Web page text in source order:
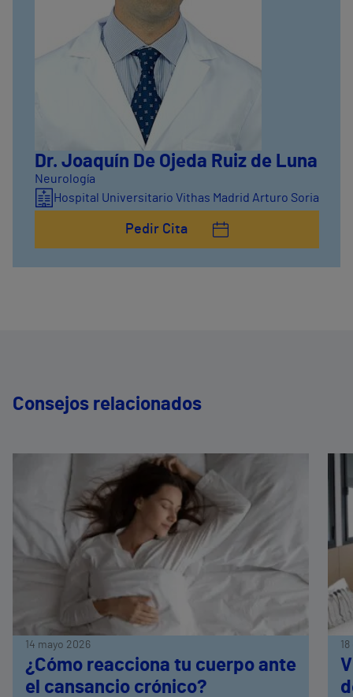
Dr. Joaquín De Ojeda Ruiz de Luna
Neurología
Hospital Universitario Vithas Madrid Arturo Soria
Pedir Cita
Consejos relacionados
14 mayo 2026
¿Cómo reacciona tu cuerpo ante
el cansancio crónico?